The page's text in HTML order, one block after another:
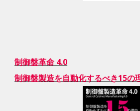
制御盤革命 4.0
制御盤製造を自動化するべき15の